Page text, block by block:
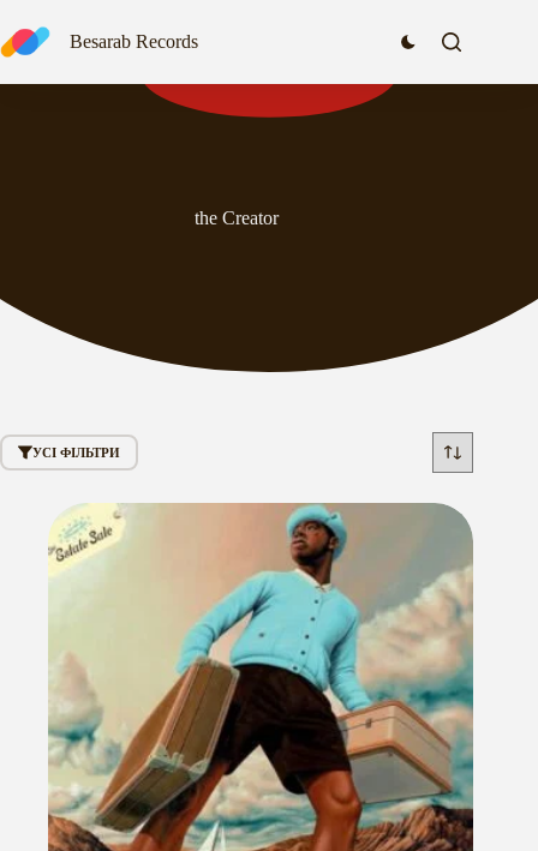
до
вмісту
Besarab Records
the Creator
УСІ ФІЛЬТРИ